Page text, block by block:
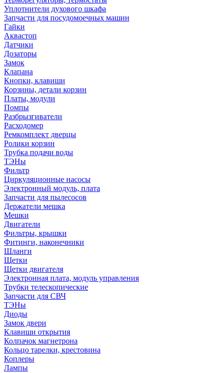
Уплотнители духового шкафа
Запчасти для посудомоечных машин
Гайки
Аквастоп
Датчики
Дозаторы
Замок
Клапана
Кнопки, клавиши
Корзины, детали корзин
Платы, модули
Помпы
Разбрызгиватели
Расходомер
Ремкомплект дверцы
Ролики корзин
Трубка подачи воды
ТЭНы
Фильтр
Циркуляционные насосы
Электронный модуль, плата
Запчасти для пылесосов
Держатели мешка
Мешки
Двигатели
Фильтры, крышки
Фитинги, наконечники
Шланги
Щетки
Щетки двигателя
Электронная плата, модуль управления
Трубки телескопические
Запчасти для СВЧ
ТЭНы
Диоды
Замок двери
Клавиши открытия
Колпачок магнетрона
Кольцо тарелки, крестовина
Коплеры
Лампы